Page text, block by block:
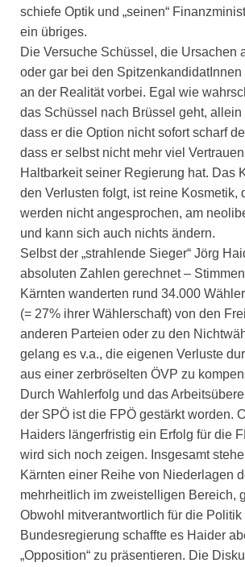
schiefe Optik und „seinen“
ein übriges.
Die Versuche Schüssel, die Ursachen
oder gar bei den
an der Realität vorbei. Egal wie
das Schüssel nach Brüssel geht, allein
dass er die Option nicht sofort scharf
dass er selbst nicht mehr viel
Haltbarkeit seiner Regierung hat. Das
den Verlusten folgt, ist reine Kosmetik,
werden nicht angesprochen, am
und kann sich auch nichts ändern.
Selbst der „strahlende Sieger“ Jörg
absoluten Zahlen gerechnet –
Kärnten wanderten rund 34.000
(= 27% ihrer Wählerschaft) von den
anderen Parteien oder zu den
gelang es v.a., die eigenen Verluste
aus einer zerbröselten ÖVP zu
Durch Wahlerfolg und das
der SPÖ ist die FPÖ gestärkt worden.
Haiders längerfristig ein Erfolg für die
wird sich noch zeigen. Insgesamt
Kärnten einer Reihe von Niederlagen
mehrheitlich im zweistelligen Bereich,
Obwohl mitverantwortlich für die Politik
Bundesregierung schaffte es Haider
„Opposition“ zu präsentieren. Die